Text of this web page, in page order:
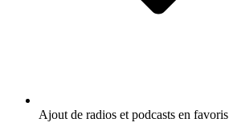
Ajout de radios et podcasts en favoris